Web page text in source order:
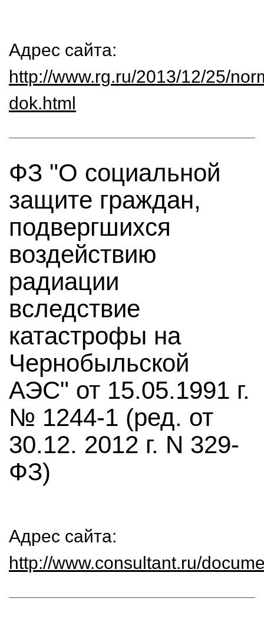
Адрес сайта:
http://www.rg.ru/2013/12/25/
dok.html
ФЗ "О социальной
защите граждан,
подвергшихся
воздействию
радиации
вследствие
катастрофы на
Чернобыльской
АЭС" от 15.05.1991 г.
№ 1244-1 (ред. от
30.12. 2012 г. N 329-
ФЗ)
Адрес сайта:
http://www.consultant.ru/